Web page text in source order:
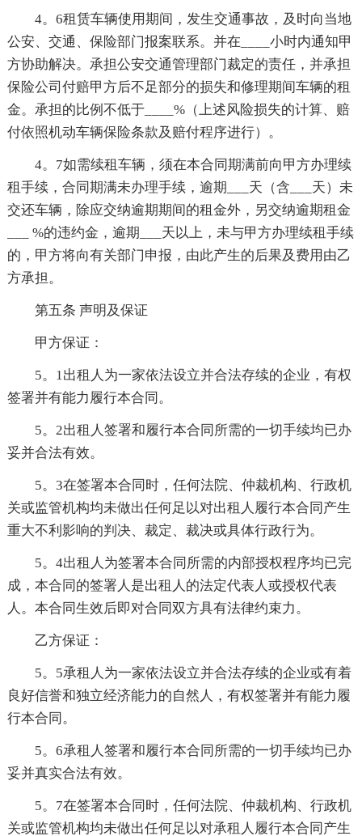
4。6租赁车辆使用期间，发生交通事故，及时向当地
公安、交通、保险部门报案联系。并在____小时内通知甲
方协助解决。承担公安交通管理部门裁定的责任，并承担
保险公司付赔甲方后不足部分的损失和修理期间车辆的租
金。承担的比例不低于____%（上述风险损失的计算、赔
付依照机动车辆保险条款及赔付程序进行）。
4。7如需续租车辆，须在本合同期满前向甲方办理续
租手续，合同期满未办理手续，逾期___天（含___天）未
交还车辆，除应交纳逾期期间的租金外，另交纳逾期租金
___ %的违约金，逾期___天以上，未与甲方办理续租手续
的，甲方将向有关部门申报，由此产生的后果及费用由乙
方承担。
第五条 声明及保证
甲方保证：
5。1出租人为一家依法设立并合法存续的企业，有权
签署并有能力履行本合同。
5。2出租人签署和履行本合同所需的一切手续均已办
妥并合法有效。
5。3在签署本合同时，任何法院、仲裁机构、行政机
关或监管机构均未做出任何足以对出租人履行本合同产生
重大不利影响的判决、裁定、裁决或具体行政行为。
5。4出租人为签署本合同所需的内部授权程序均已完
成，本合同的签署人是出租人的法定代表人或授权代表
人。本合同生效后即对合同双方具有法律约束力。
乙方保证：
5。5承租人为一家依法设立并合法存续的企业或有着
良好信誉和独立经济能力的自然人，有权签署并有能力履
行本合同。
5。6承租人签署和履行本合同所需的一切手续均已办
妥并真实合法有效。
5。7在签署本合同时，任何法院、仲裁机构、行政机
关或监管机构均未做出任何足以对承租人履行本合同产生